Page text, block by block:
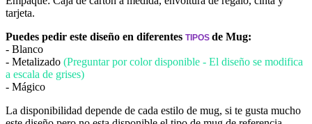
tarjeta.
Puedes pedir este diseño en diferentes TIPOS de Mug:
- Blanco
- Metalizado (Preguntar por color disponible - El diseño se modifica
a escala de grises)
- Mágico
La disponibilidad depende de cada estilo de mug, si te gusta mucho